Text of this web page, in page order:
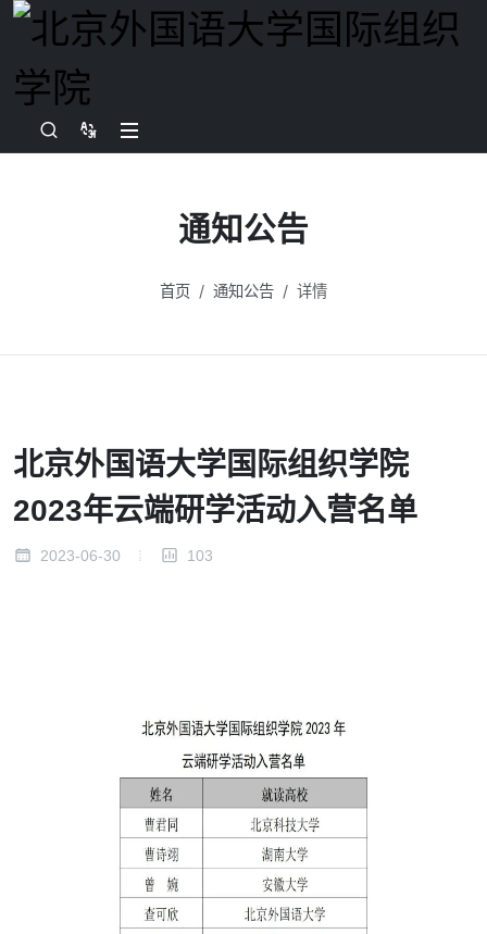
通知公告
首页 通知公告 详情
北京外国语大学国际组织学院
2023年云端研学活动入营名单
2023-06-30 103